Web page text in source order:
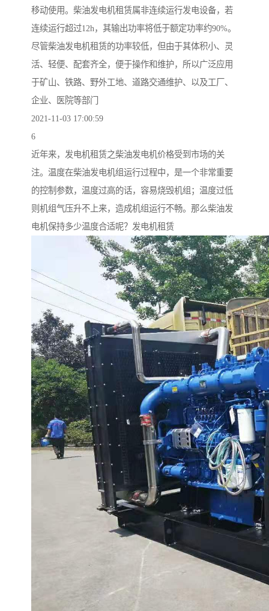
移动使用。柴油发电机租赁属非连续运行发电设备，若
连续运行超过12h，其输出功率将低于额定功率约90%。
尽管柴油发电机租赁的功率较低，但由于其体积小、灵
活、轻便、配套齐全，便于操作和维护，所以广泛应用
于矿山、铁路、野外工地、道路交通维护、以及工厂、
企业、医院等部门
2021-11-03 17:00:59
6
近年来，发电机租赁之柴油发电机价格受到市场的关
注。温度在柴油发电机组运行过程中，是一个非常重要
的控制参数，温度过高的话，容易烧毁机组；温度过低
则机组气压升不上来，造成机组运行不畅。那么柴油发
电机保持多少温度合适呢？发电机租赁